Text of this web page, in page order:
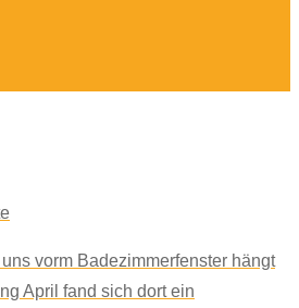
vorm Badezimmerfenster hängt
April fand sich dort ein